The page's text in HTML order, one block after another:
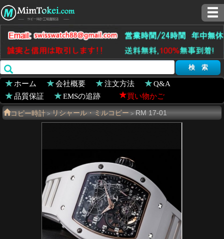
ホーム 会社概要 注文方法
Q&A
品質保証
EMSの追跡 買い物かご
コピー時計 > リシャール・ミルコピー > RM 17-01